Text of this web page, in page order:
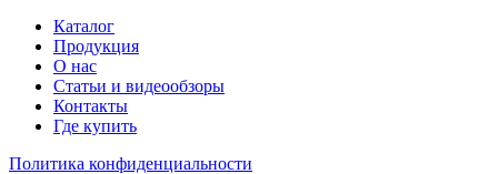
Каталог
Продукция
О нас
Статьи и видеообзоры
Контакты
Где купить
Политика конфиденциальности